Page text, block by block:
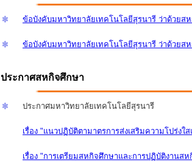
ข้อบังคับมหาวิทยาลัยเทคโนโลยีสุรนารี ว่าด้วย
ข้อบังคับมหาวิทยาลัยเทคโนโลยีสุรนารี ว่าด้วย
ประกาศสหกิจศึกษา
ประกาศมหาวิทยาลัยเทคโนโลยีสุรนารี
เรื่อง "แนวปฏิบัติตามาตรการส่งเสริมความโปร่งใ
เรื่อง "การเตรียมสหกิจศึกษาและการปฏิบัติงานส